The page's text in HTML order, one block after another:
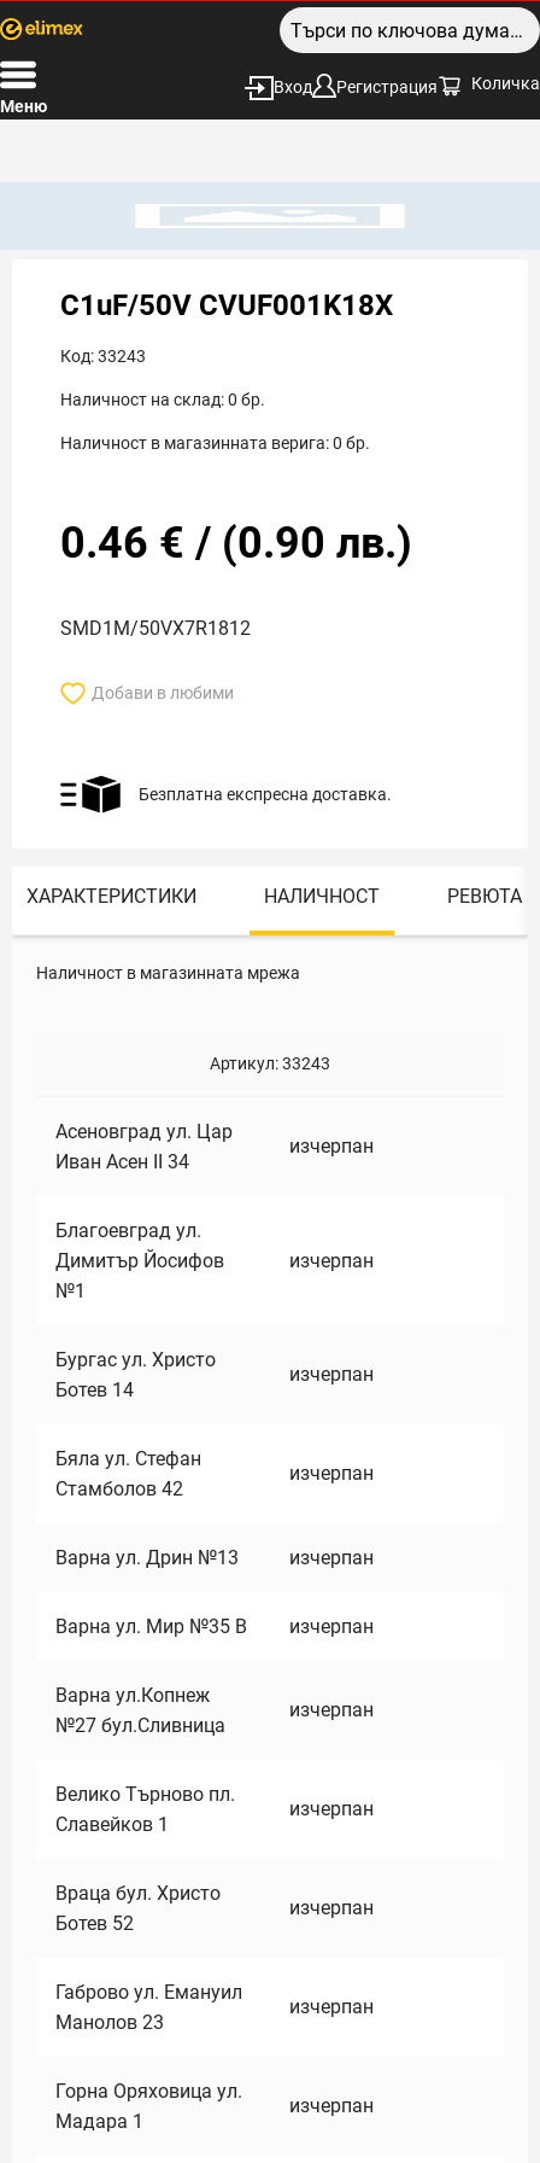
Меню
Вход Регистрация Количка
C1uF/50V CVUF001K18X
Код:33243
Наличност на склад:0 бр.
Наличност в магазинната верига:0 бр.
0.46 € / (0.90 лв.)
SMD1M/50VX7R1812
Добави в любими
Безплатна експресна доставка.
ХАРАКТЕРИСТИКИ НАЛИЧНОСТ РЕВЮТА
Наличност в магазинната мрежа
Артикул:33243
Асеновград ул. Цар
Иван Асен II 34
изчерпан
Благоевград ул.
Димитър Йосифов
№1
изчерпан
Бургас ул. Христо
Ботев 14
изчерпан
Бяла ул. Стефан
Стамболов 42
изчерпан
Варна ул. Дрин №13 изчерпан
Варна ул. Мир №35 В изчерпан
Варна ул.Копнеж
№27 бул.Сливница
изчерпан
Велико Търново пл.
Славейков 1
изчерпан
Враца бул. Христо
Ботев 52
изчерпан
Габрово ул. Емануил
Манолов 23
изчерпан
Горна Оряховица ул.
Мадара 1
изчерпан